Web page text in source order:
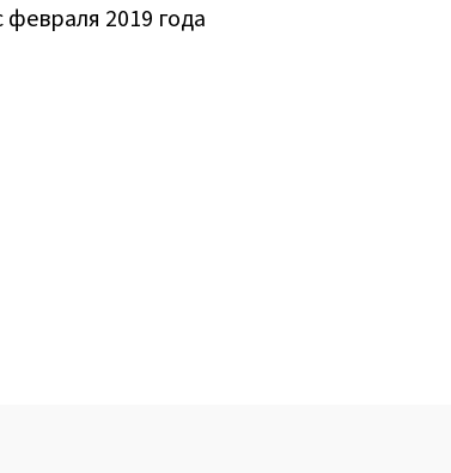
2019 года